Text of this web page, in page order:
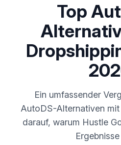
Top
Ein umfassender
AutoDS-Alternativen
darauf, warum Hustle